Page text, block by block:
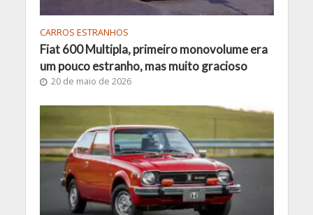
CARROS ESTRANHOS
Fiat 600 Multipla, primeiro monovolume era
um pouco estranho, mas muito gracioso
20 de maio de 2026